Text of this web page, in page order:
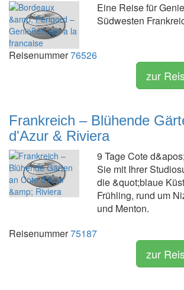
Eine Reise für
Südwesten
Reisenummer76526
zur
Frankreich – Blühende
d'Azur & Riviera
9 Tage Cote
Sie mit Ihrer
die &quot;blaue
Frühling, rund um
und Menton.
Reisenummer75187
zur